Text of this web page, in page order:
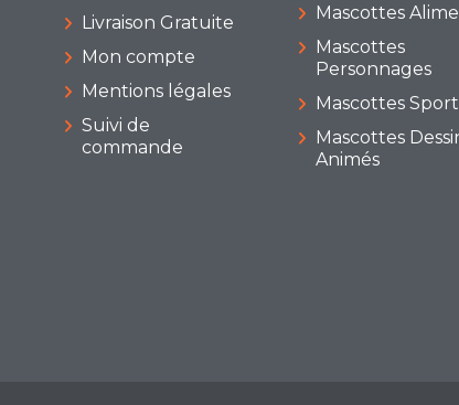
Livraison Gratuite
Mon compte
Mentions légales
Suivi de
commande
Mascottes
Mascottes
Personnages
Mascottes
Mascottes
Animés